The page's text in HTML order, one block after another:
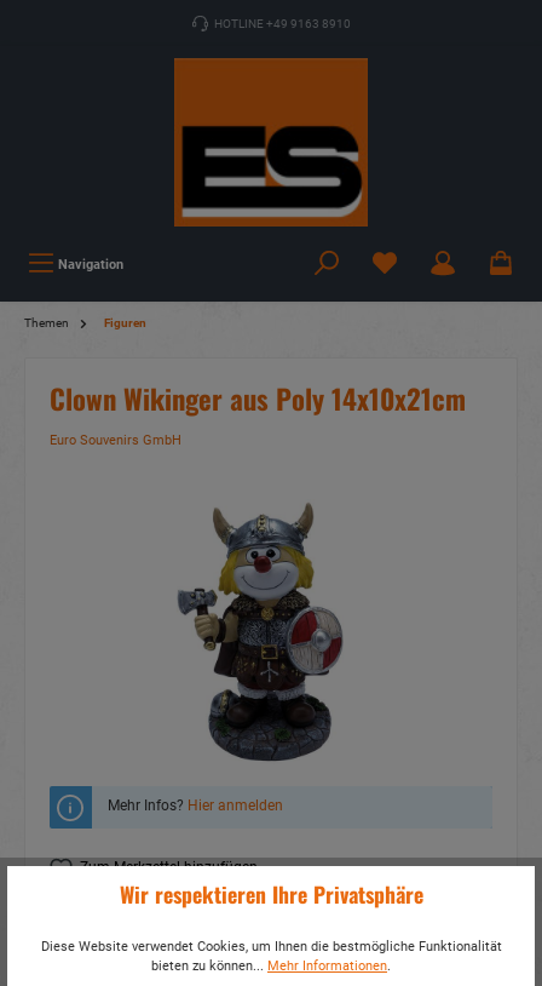
HOTLINE +49 9163 8910
Navigation
Themen Figuren
Clown Wikinger aus Poly 14x10x21cm
Euro Souvenirs GmbH
Mehr Infos? Hier anmelden
Zum Merkzettel hinzufügen
18853
Wir respektieren Ihre Privatsphäre
Diese Website verwendet Cookies, um Ihnen die bestmögliche Funktionalität
bieten zu können... Mehr Informationen.